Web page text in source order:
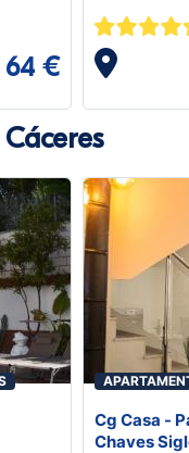
64 €
Cg Casa -
Chaves